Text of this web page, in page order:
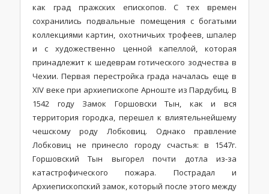
как град пражских епископов. С тех времен
сохранились подвальные помещения с богатыми
коллекциями картин, охотничьих трофеев, шпалер
и с художественно ценной капеллой, которая
принадлежит к шедеврам готического зодчества в
Чехии. Первая перестройка града началась еще в
XIV веке при архиепископе Арноште из Пардубиц. В
1542 году Замок Горшовски Тын, как и вся
территория городка, перешел к влиятельнейшему
чешскому роду Лобковиц. Однако правление
Лобковиц не принесло городу счастья: в 1547г.
Горшовский Тын выгорел почти дотла из-за
катастрофического пожара. Пострадал и
Архиепископский замок, который после этого между